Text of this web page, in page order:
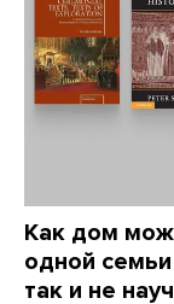
Как дом
одной
так и не